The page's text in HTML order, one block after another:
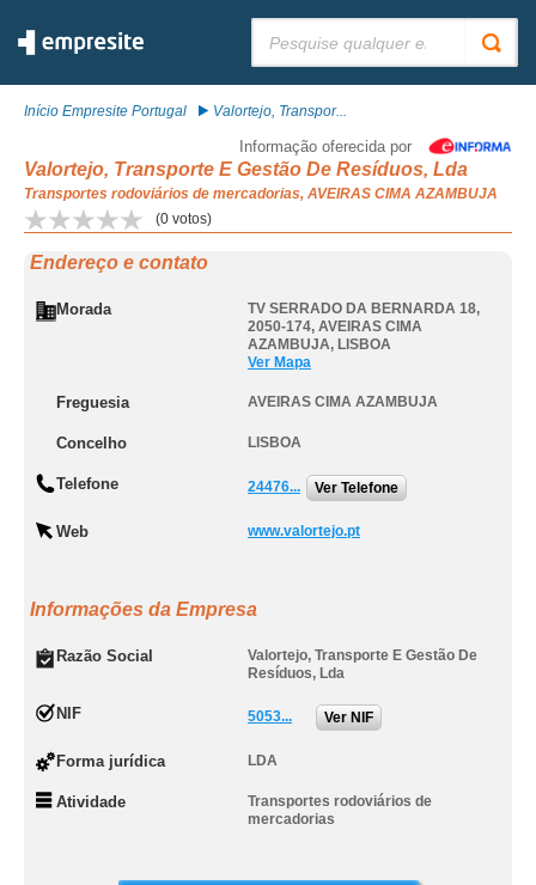
Início Empresite Portugal Valortejo, Transpor...
Informação oferecida por
Valortejo, Transporte E Gestão De Resíduos, Lda
Transportes rodoviários de mercadorias, AVEIRAS CIMA AZAMBUJA
(0 votos)
Endereço e contato
Morada
TV SERRADO DA BERNARDA 18,
2050-174, AVEIRAS CIMA
AZAMBUJA, LISBOA
Ver Mapa
Freguesia AVEIRAS CIMA AZAMBUJA
Concelho LISBOA
Telefone 24476... Ver Telefone
Web www.valortejo.pt
Informações da Empresa
Razão Social
Valortejo, Transporte E Gestão De
Resíduos, Lda
NIF 5053... Ver NIF
Forma jurídica LDA
Atividade
Transportes rodoviários de
mercadorias